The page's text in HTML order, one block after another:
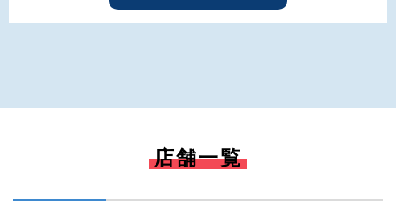
店舗一覧